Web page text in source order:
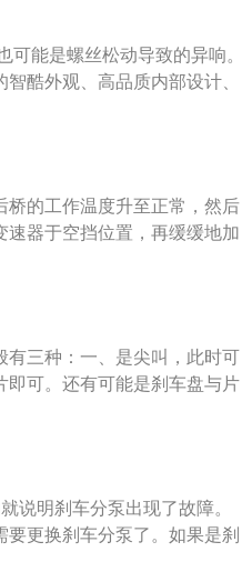
引起的，会影响车内人员的
款2.0LCVT2WDXE时尚版
，匹配7挡无级变速箱，驱动
能是螺丝松动导致的异响。
酷外观、高品质内部设计、
智行+智能全方位
城市SUV的智酷全能新风
通行。全新调校升级的智能
动模式切换，在不同行驶路
无论日常道路还是湿滑崎岖道
全新开发的多连杆式独立后
挂，和高速阻尼控制减震
与高档轿车同等的乘坐舒适
桥的工作温度升至正常，然后
速器于空挡位置，再缓缓地加
观察有无异响的发生，可以
烂路易响的情况会影响车内
需要重视。当汽车在行驶过
，可以减弱噪音。当车速大
车的后轮轴严重损坏。当减
动齿轮前程轴在滑动时，后
有三种：一、是尖叫，此时可
即可。还有可能是刹车盘与片
响，此时是刹车卡钳的问
都是车辆制动系统中非常重
制动效果，因此对于这三者
选择是非常关键的。一般选
要好，凝固点要低，而且低
会产生气阻，影响正常的刹
说明刹车分泵出现了故障。
更换刹车分泵了。如果是刹
铁片就可以了；2、刹车分